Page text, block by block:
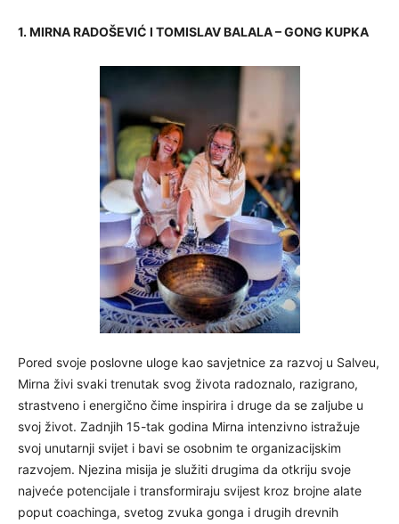
1. MIRNA RADOŠEVIĆ I TOMISLAV BALALA – GONG KUPKA
Pored svoje poslovne uloge kao savjetnice za razvoj u Salveu,
Mirna živi svaki trenutak svog života radoznalo, razigrano,
strastveno i energično čime inspirira i druge da se zaljube u
svoj život. Zadnjih 15-tak godina Mirna intenzivno istražuje
svoj unutarnji svijet i bavi se osobnim te organizacijskim
razvojem. Njezina misija je služiti drugima da otkriju svoje
najveće potencijale i transformiraju svijest kroz brojne alate
poput coachinga, svetog zvuka gonga i drugih drevnih